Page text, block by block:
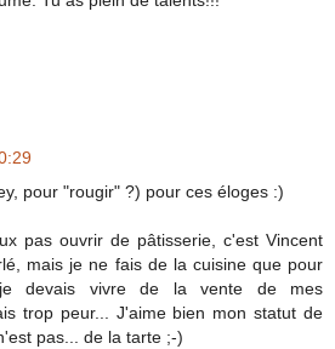
pour "rougir" ?) pour ces éloges :)
pas ouvrir de pâtisserie, c'est Vincent
mais je ne fais de la cuisine que pour
devais vivre de la vente de mes
trop peur... J'aime bien mon statut de
pas... de la tarte ;-)